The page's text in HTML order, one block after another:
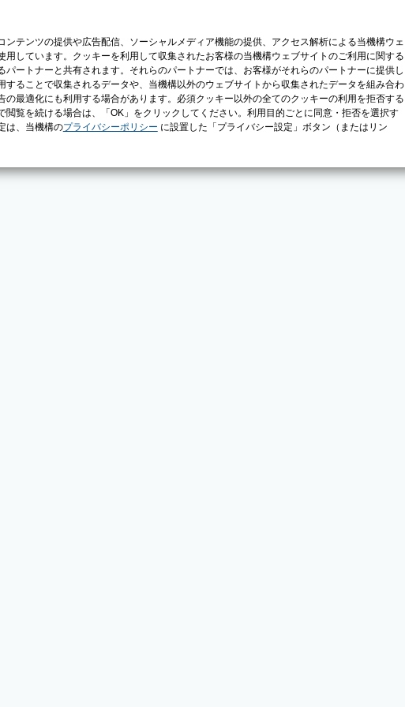
テンツの提供や広告配信、ソーシャルメディア機能の提供、アクセス解析による当機構ウェ
しています。クッキーを利用して収集されたお客様の当機構ウェブサイトのご利用に関する
ートナーと共有されます。それらのパートナーでは、お客様がそれらのパートナーに提供し
ることで収集されるデータや、当機構以外のウェブサイトから収集されたデータを組み合わ
最適化にも利用する場合があります。必須クッキー以外の全てのクッキーの利用を拒否する
覧を続ける場合は、「OK」をクリックしてください。利用目的ごとに同意・拒否を選択す
は、当機構のプライバシーポリシー に設置した「プライバシー設定」ボタン（またはリン